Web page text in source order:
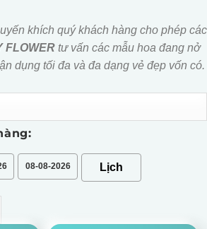
khích quý khách hàng cho phép các
FLOWER tư vấn các mẫu hoa đang nở
dụng tối đa và đa dạng vẻ đẹp vốn có.
08-08-2026
MIX SAO TÍM số lượng